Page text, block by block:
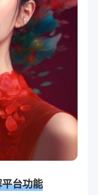
台功能